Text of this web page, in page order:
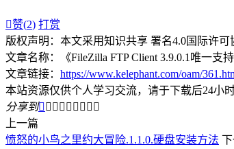
赞(2) 打赏
版权声明：本文采用知识共享 署名4.0国际许
文章名称：《FileZilla FTP Client 3.9.0.1唯一支
文章链接： https://www.kelephant.com/oam/
本站资源仅供个人学习交流，请于下载后24小
分享到        
上一篇
愤怒的小鸟之里约大冒险.1.1.0.硬盘安装方法